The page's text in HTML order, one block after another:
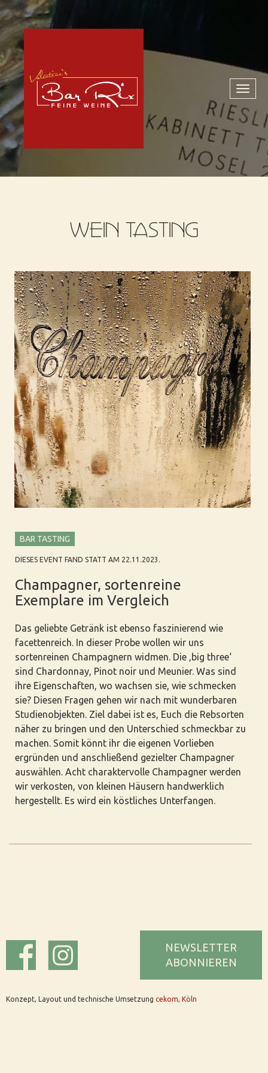
Toggle
WEIN TASTING
BAR TASTING
DIESES EVENT FAND STATT AM 22.11.2023.
Champagner, sortenreine
Exemplare im Vergleich
Das geliebte Getränk ist ebenso faszinierend wie
facettenreich. In dieser Probe wollen wir uns
sortenreinen Champagnern widmen. Die ‚big three‘
sind Chardonnay, Pinot noir und Meunier. Was sind
ihre Eigenschaften, wo wachsen sie, wie schmecken
sie? Diesen Fragen gehen wir nach mit wunderbaren
Studienobjekten. Ziel dabei ist es, Euch die Rebsorten
näher zu bringen und den Unterschied schmeckbar zu
machen. Somit könnt ihr die eigenen Vorlieben
ergründen und anschließend gezielter Champagner
auswählen. Acht charaktervolle Champagner werden
wir verkosten, von kleinen Häusern handwerklich
hergestellt. Es wird ein köstliches Unterfangen.
Konzept, Layout und technische Umsetzung cekom, Köln
NEWSLETTER
ABONNIEREN